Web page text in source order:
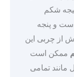
شکم
و پنجه
از چربی این
ممکن است
مانند تمامی